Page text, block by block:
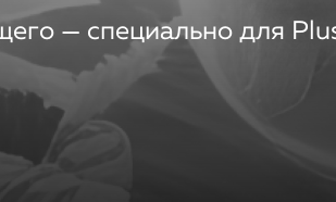
— специально для